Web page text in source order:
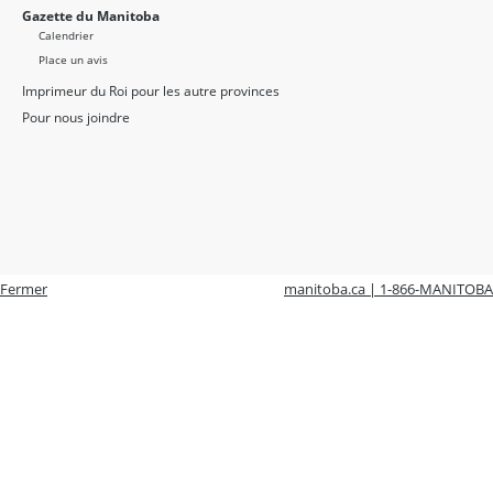
Gazette du Manitoba
Calendrier
Place un avis
Imprimeur du Roi pour les autre provinces
Pour nous joindre
Fermer manitoba.ca | 1-866-MANITOBA